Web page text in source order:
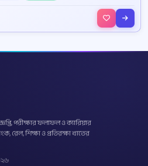
পরীক্ষার ফলাফল ও ক্যারিয়ার
রেল, শিক্ষা ও প্রতিরক্ষা খাতের